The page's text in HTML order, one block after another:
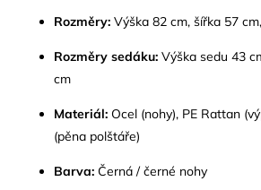
Rozměry: Výška 82 cm, šířka 57
Rozměry sedáku: Výška sedu 43
cm
Materiál: Ocel (nohy), PE Rattan
(pěna polštáře)
Barva: Černá / černé nohy